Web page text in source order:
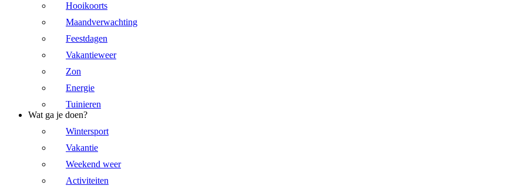
Hooikoorts
Maandverwachting
Feestdagen
Vakantieweer
Zon
Energie
Tuinieren
Wat ga je doen?
Wintersport
Vakantie
Weekend weer
Activiteiten